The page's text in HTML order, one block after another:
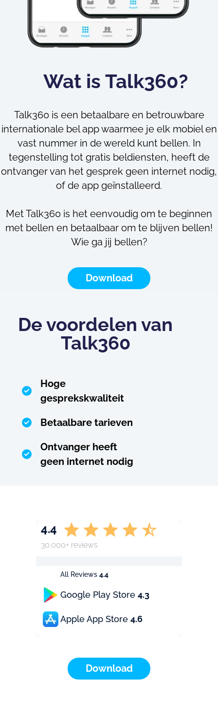
Wat is Talk360?
Talk360 is een betaalbare en betrouwbare
internationale bel app waarmee je elk mobiel en
vast nummer in de wereld kunt bellen. In
tegenstelling tot gratis beldiensten, heeft de
ontvanger van het gesprek geen internet nodig,
of de app geïnstalleerd.
Met Talk360 is het eenvoudig om te beginnen
met bellen en betaalbaar om te blijven bellen!
Wie ga jij bellen?
Download
De voordelen van
Talk360
Hoge
gesprekskwaliteit
Betaalbare tarieven
Ontvanger heeft
geen internet nodig
All Reviews 4.4
Google Play Store 4.3
Apple App Store 4.6
4.4
30.000+ reviews
Download